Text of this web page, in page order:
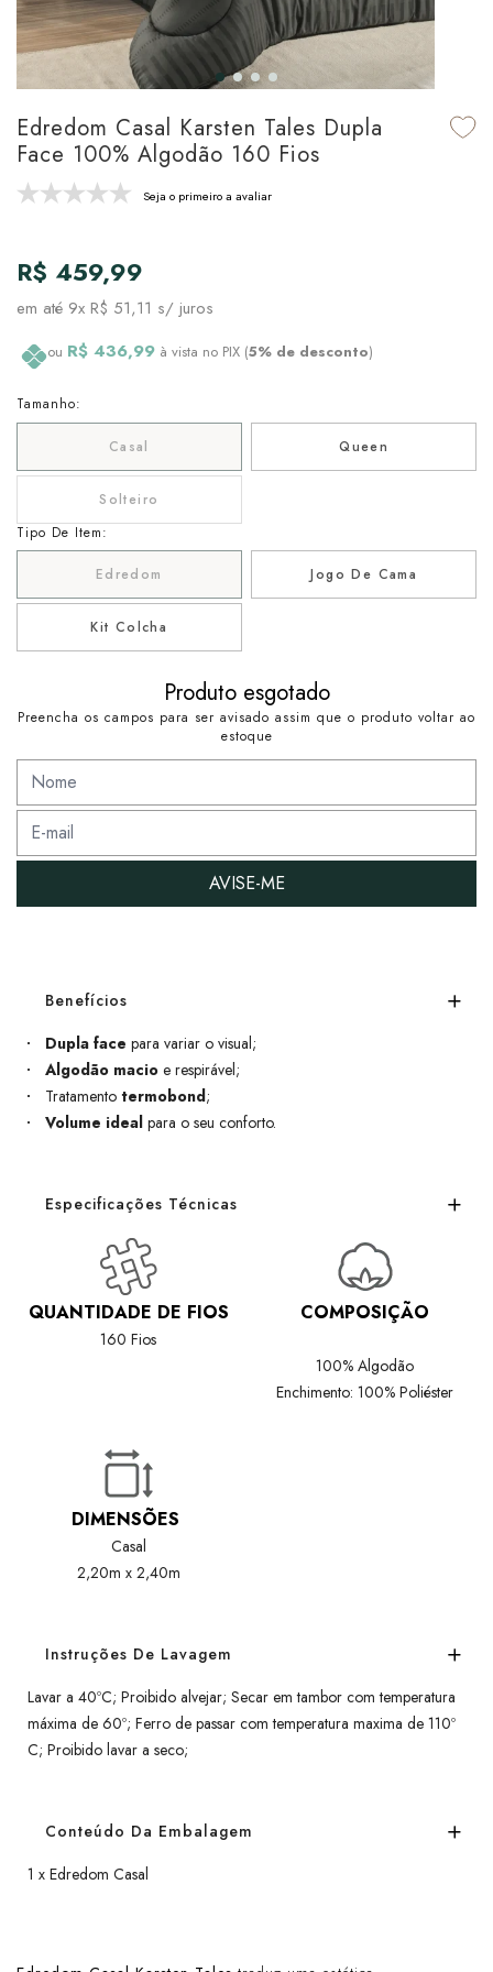
em Marcas
em Tapetes
de Colchão & Travesseiro
Sobre-Lençol Avulso
& Manta para Cama
Edredom & Duvet
Prato & Copa
em Mesa & Cozinha
em Banho
Edredom Casal Karsten Tales Dupla
Face 100% Algodão 160 Fios
Seja o primeiro a avaliar
R$ 459,99
em até 9x R$ 51,11 s/ juros
ou R$ 436,99 à vista no PIX (5% de desconto)
Tipo De Item:
Edredom Jogo De Cama
Kit Colcha
Tamanho:
Casal Queen
Solteiro
Produto esgotado
Preencha os campos para ser avisado assim que o produto voltar ao
estoque
AVISE-ME
Benefícios
Dupla face para variar o visual;
Algodão macio e respirável;
Tratamento termobond;
Volume ideal para o seu conforto.
Especificações Técnicas
QUANTIDADE DE FIOS
160 Fios
COMPOSIÇÃO
100% Algodão
Enchimento: 100% Poliéster
DIMENSÕES
Casal
2,20m x 2,40m
Instruções De Lavagem
Lavar a 40ºC; Proibido alvejar; Secar em tambor com temperatura
máxima de 60º; Ferro de passar com temperatura maxima de 110º
C; Proibido lavar a seco;
Conteúdo Da Embalagem
1 x Edredom Casal